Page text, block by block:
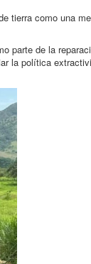
tierra como una
parte de la
la política